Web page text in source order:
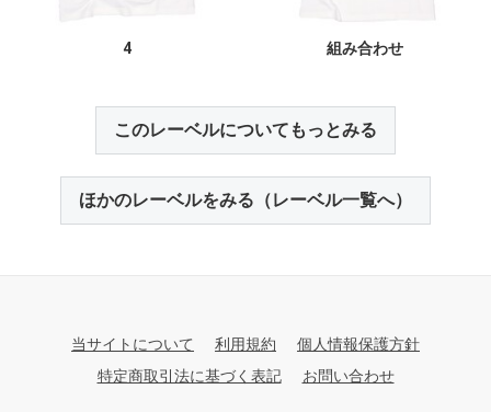
4 組み合わせ
このレーベルについてもっとみる
ほかのレーベルをみる（レーベル一覧へ）
当サイトについて 利用規約
個人情報保護方針
特定商取引法に基づく表記
お問い合わせ